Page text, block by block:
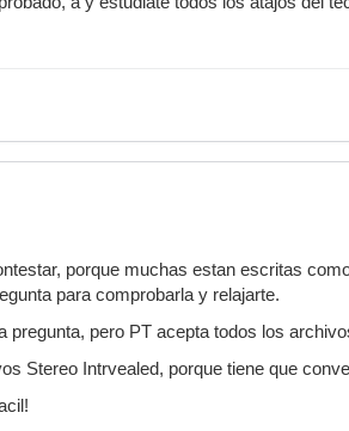
porque muchas estan escritas
para comprobarla y relajarte.
pregunta, pero PT acepta todos los
Stereo Intrvealed, porque tiene que